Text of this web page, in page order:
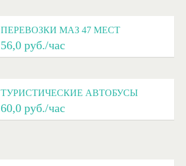
ПЕРЕВОЗКИ МАЗ 47 МЕСТ
56,0 руб./час
ТУРИСТИЧЕСКИЕ АВТОБУСЫ
60,0 руб./час